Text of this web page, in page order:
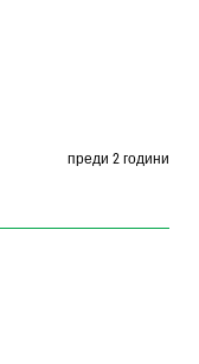
преди 2 години